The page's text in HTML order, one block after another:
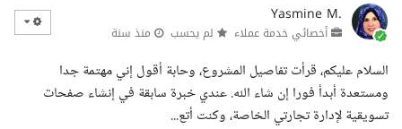
Yasmine M.
أخصائي خدمة عملاء لم يحسب منذ سنة
السلام عليكم، قرأت تفاصيل المشروع، وحابة أقول إني مهتمة جدا
ومستعدة أبدأ فورا إن شاء الله. عندي خبرة سابقة في إنشاء صفحات
تسويقية لإدارة تجارتي الخاصة، وكنت أتع...